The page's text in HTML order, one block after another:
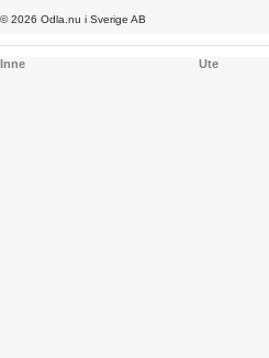
© 2026 Odla.nu i Sverige AB
Inne Ute